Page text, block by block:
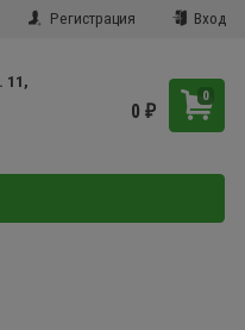
Регистрация Вход
11,
0
0₽